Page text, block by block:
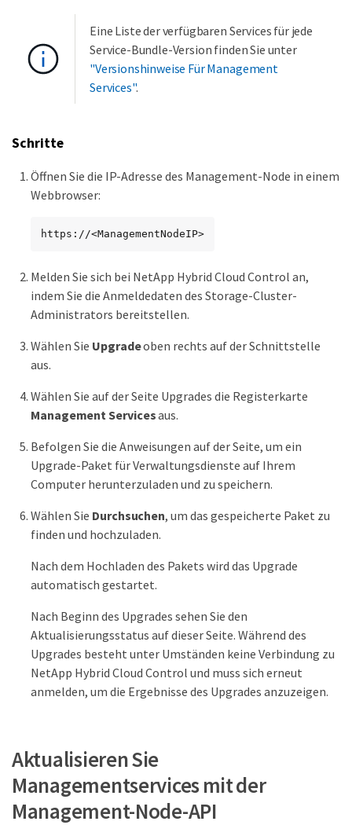
Eine Liste der verfügbaren Services für jede
Service-Bundle-Version finden Sie unter
"Versionshinweise Für Management
Services".
Schritte
Öffnen Sie die IP-Adresse des Management-Node in einem
Webbrowser:
https://<ManagementNodeIP>
Melden Sie sich bei NetApp Hybrid Cloud Control an,
indem Sie die Anmeldedaten des Storage-Cluster-
Administrators bereitstellen.
Wählen Sie Upgradeoben rechts auf der Schnittstelle
aus.
Wählen Sie auf der Seite Upgrades die Registerkarte
Management Servicesaus.
Befolgen Sie die Anweisungen auf der Seite, um ein
Upgrade-Paket für Verwaltungsdienste auf Ihrem
Computer herunterzuladen und zu speichern.
Wählen Sie Durchsuchen, um das gespeicherte Paket zu
finden und hochzuladen.
Nach dem Hochladen des Pakets wird das Upgrade
automatisch gestartet.
Nach Beginn des Upgrades sehen Sie den
Aktualisierungsstatus auf dieser Seite. Während des
Upgrades besteht unter Umständen keine Verbindung zu
NetApp Hybrid Cloud Control und muss sich erneut
anmelden, um die Ergebnisse des Upgrades anzuzeigen.
Aktualisieren Sie
Managementservices mit der
Management-Node-API